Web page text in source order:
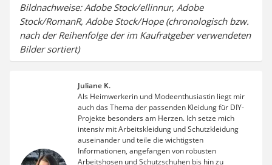
Bildnachweise: Adobe Stock/ellinnur, Adobe
Stock/RomanR, Adobe Stock/Hope (chronologisch bzw.
nach der Reihenfolge der im Kaufratgeber verwendeten
Bilder sortiert)
Juliane K.
Als Heimwerkerin und Modeenthusiastin liegt mir
auch das Thema der passenden Kleidung für DIY-
Projekte besonders am Herzen. Ich setze mich
intensiv mit Arbeitskleidung und Schutzkleidung
auseinander und teile die wichtigsten
Informationen, angefangen von robusten
Arbeitshosen und Schutzschuhen bis hin zu